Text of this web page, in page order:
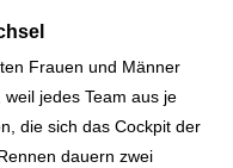
Frauen und Männer
jedes Team aus je
die sich das Cockpit der
dauern zwei